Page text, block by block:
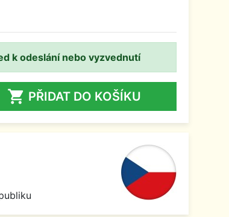
k odeslání nebo vyzvednutí
 PŘIDAT DO KOŠÍKU